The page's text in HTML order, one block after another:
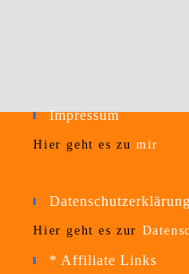
Impressum
Hier geht es zumir
Datenschutzerklärung
Hier geht es zur
* Affiliate Links